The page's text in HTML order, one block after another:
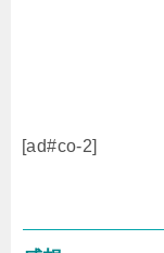
[ad#co-2]